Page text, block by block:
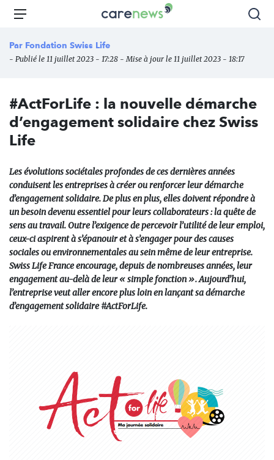
Aller
principal
Carenews,
média
des
l'engagement
Menu
Par Fondation Swiss Life
- Publié le 11 juillet 2023 - 17:28 - Mise à jour le 11 juillet 2023 - 18:17
#ActForLife : la nouvelle démarche
d’engagement solidaire chez Swiss
Life
Les évolutions sociétales profondes de ces dernières années
conduisent les entreprises à créer ou renforcer leur démarche
d’engagement solidaire. De plus en plus, elles doivent répondre à
un besoin devenu essentiel pour leurs collaborateurs : la quête de
sens au travail. Outre l’exigence de percevoir l’utilité de leur emploi,
ceux-ci aspirent à s’épanouir et à s’engager pour des causes
sociales ou environnementales au sein même de leur entreprise.
Swiss Life France encourage, depuis de nombreuses années, leur
engagement au-delà de leur « simple fonction ». Aujourd’hui,
l’entreprise veut aller encore plus loin en lançant sa démarche
d’engagement solidaire #ActForLife.